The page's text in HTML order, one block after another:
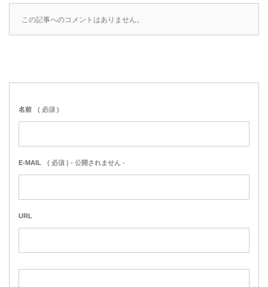
この記事へのコメントはありません。
名前 ( 必須 )
E-MAIL ( 必須 ) - 公開されません -
URL